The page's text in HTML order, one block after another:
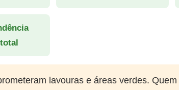
lavouras e áreas verdes.